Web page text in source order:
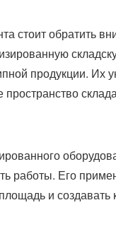
стоит обратить
продукции. Их
работы. Его
и